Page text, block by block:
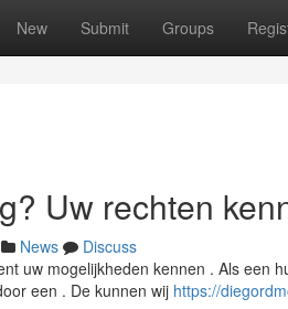
New Submit Groups
Uw rechten
News
Discuss
uw mogelijkheden kennen . Als een
een . De kunnen wij https://